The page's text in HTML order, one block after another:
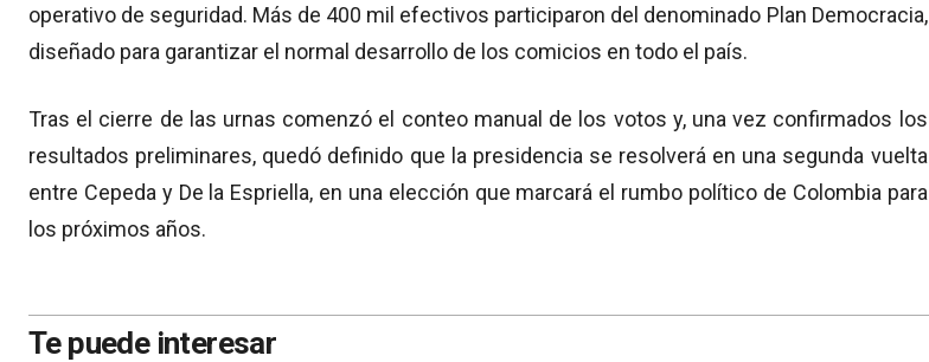
operativo de seguridad. Más de 400 mil efectivos participaron del denominado Plan Democracia,
diseñado para garantizar el normal desarrollo de los comicios en todo el país.
Tras el cierre de las urnas comenzó el conteo manual de los votos y, una vez confirmados los
resultados preliminares, quedó definido que la presidencia se resolverá en una segunda vuelta
entre Cepeda y De la Espriella, en una elección que marcará el rumbo político de Colombia para
los próximos años.
Te puede interesar